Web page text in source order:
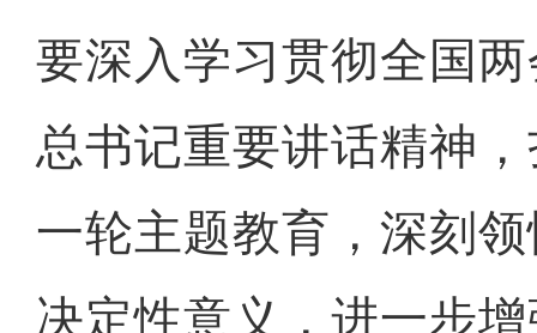
要深入学习贯彻全国
总书记重要讲话精神
一轮主题教育，深刻领
决定性意义，进一步增